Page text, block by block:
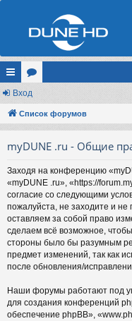
с
ы
ор
ум
Вход
Список форумов
myDUNE .ru - Общие
Заходя на конференцию
«myDUNE .ru», «https://
согласие со следующими
пожалуйста, не заходите и
оставляем за собой право
сделаем всё возможное,
стороны было бы разумным
предмет изменений, так как
после обновления/
Наши форумы работают под
для создания конференций
обеспечение phpBB»,